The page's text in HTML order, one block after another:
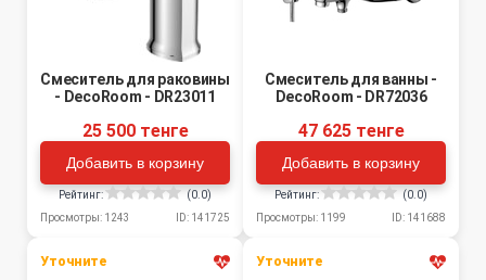
Смеситель для раковины
- DecoRoom - DR23011
25 500 тенге
Добавить в корзину
Рейтинг:
(0.0)
Просмотры: 1243
ID: 141725
Смеситель для ванны -
DecoRoom - DR72036
47 625 тенге
Добавить в корзину
Рейтинг:
(0.0)
Просмотры: 1199
ID: 141688
Уточните Уточните